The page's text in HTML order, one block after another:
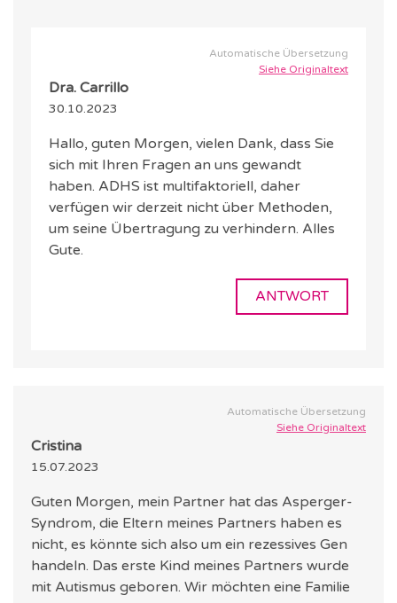
Automatische Übersetzung
Siehe Originaltext
Dra. Carrillo
30.10.2023
Hallo, guten Morgen, vielen Dank, dass Sie
sich mit Ihren Fragen an uns gewandt
haben. ADHS ist multifaktoriell, daher
verfügen wir derzeit nicht über Methoden,
um seine Übertragung zu verhindern. Alles
Gute.
ANTWORT
Automatische Übersetzung
Siehe Originaltext
Cristina
15.07.2023
Guten Morgen, mein Partner hat das Asperger-
Syndrom, die Eltern meines Partners haben es
nicht, es könnte sich also um ein rezessives Gen
handeln. Das erste Kind meines Partners wurde
mit Autismus geboren. Wir möchten eine Familie